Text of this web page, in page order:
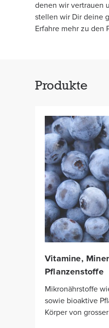
denen wir vertrauen
stellen wir Dir deine
Erfahre mehr zu den
Produkte
Vitamine,
Pflanzenstoffe
Mikronährstoffe
sowie bioaktive
Körper von